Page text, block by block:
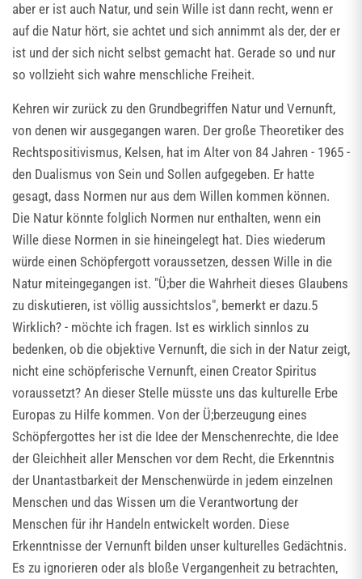
aber er ist auch Natur, und sein Wille ist dann recht, wenn er
auf die Natur hört, sie achtet und sich annimmt als der, der er
ist und der sich nicht selbst gemacht hat. Gerade so und nur
so vollzieht sich wahre menschliche Freiheit.
Kehren wir zurück zu den Grundbegriffen Natur und Vernunft,
von denen wir ausgegangen waren. Der große Theoretiker des
Rechtspositivismus, Kelsen, hat im Alter von 84 Jahren - 1965 -
den Dualismus von Sein und Sollen aufgegeben. Er hatte
gesagt, dass Normen nur aus dem Willen kommen können.
Die Natur könnte folglich Normen nur enthalten, wenn ein
Wille diese Normen in sie hineingelegt hat. Dies wiederum
würde einen Schöpfergott voraussetzen, dessen Wille in die
Natur miteingegangen ist. "Ü;ber die Wahrheit dieses Glaubens
zu diskutieren, ist völlig aussichtslos", bemerkt er dazu.5
Wirklich? - möchte ich fragen. Ist es wirklich sinnlos zu
bedenken, ob die objektive Vernunft, die sich in der Natur zeigt,
nicht eine schöpferische Vernunft, einen Creator Spiritus
voraussetzt? An dieser Stelle müsste uns das kulturelle Erbe
Europas zu Hilfe kommen. Von der Ü;berzeugung eines
Schöpfergottes her ist die Idee der Menschenrechte, die Idee
der Gleichheit aller Menschen vor dem Recht, die Erkenntnis
der Unantastbarkeit der Menschenwürde in jedem einzelnen
Menschen und das Wissen um die Verantwortung der
Menschen für ihr Handeln entwickelt worden. Diese
Erkenntnisse der Vernunft bilden unser kulturelles Gedächtnis.
Es zu ignorieren oder als bloße Vergangenheit zu betrachten,